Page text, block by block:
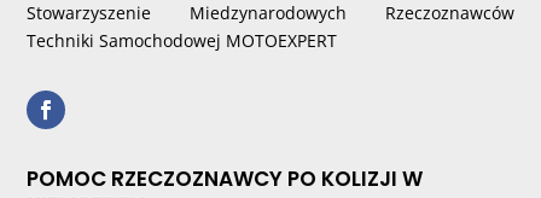
Stowarzyszenie Miedzynarodowych Rzeczoznawców
Techniki Samochodowej MOTOEXPERT
POMOC RZECZOZNAWCY PO KOLIZJI W